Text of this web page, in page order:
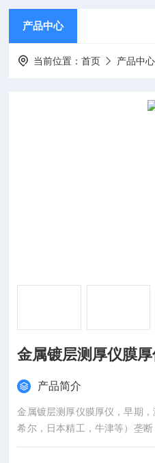
产品中心
当前位置：首页 产品中心
金属镀层测厚仪膜厚
产品简介
金属镀层测厚仪膜厚仪，早期
希尔，日本精工，牛津等）垄断
天瑞仪器92年开始做金属镀层